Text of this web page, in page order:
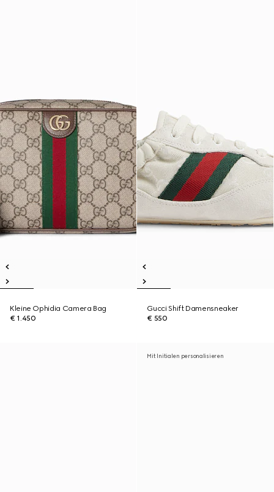
Kleine Ophidia Camera Bag
€ 1.450
Gucci Shift Damensneaker
€ 550
Mit Initialen personalisieren